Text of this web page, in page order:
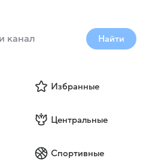
Найти
Избранные
Центральные
Спортивные